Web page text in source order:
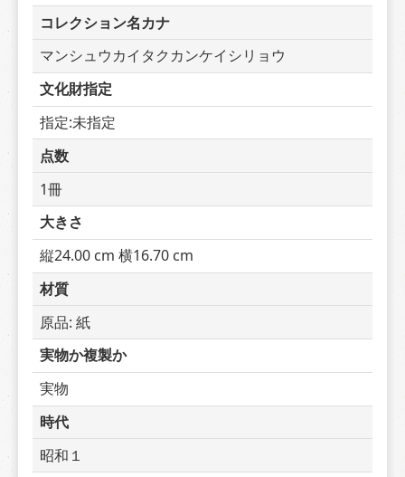
コレクション名カナ
マンシュウカイタクカンケイシリョウ
文化財指定
指定:未指定
点数
1冊
大きさ
縦24.00 cm 横16.70 cm
材質
原品: 紙
実物か複製か
実物
時代
昭和１